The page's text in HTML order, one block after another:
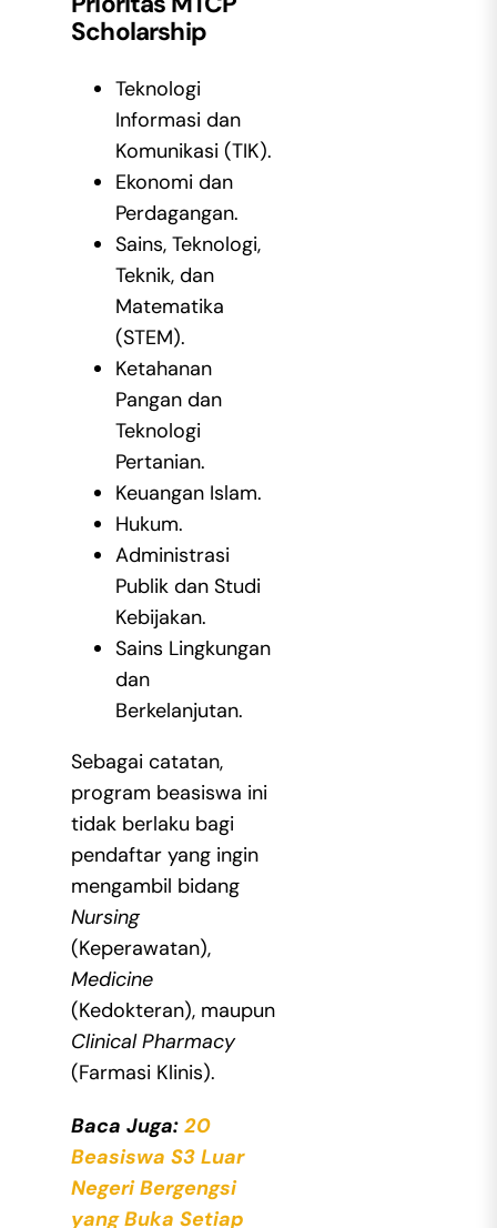
Scholarship
Teknologi
Informasi dan
Komunikasi (TIK).
Ekonomi dan
Perdagangan.
Sains, Teknologi,
Teknik, dan
Matematika
(STEM).
Ketahanan
Pangan dan
Teknologi
Pertanian.
Keuangan Islam.
Hukum.
Administrasi
Publik dan Studi
Kebijakan.
Sains Lingkungan
dan
Berkelanjutan.
Sebagai catatan,
program beasiswa ini
tidak berlaku bagi
pendaftar yang ingin
mengambil bidang
Nursing
(Keperawatan),
Medicine
(Kedokteran), maupun
Clinical Pharmacy
(Farmasi Klinis).
Baca Juga: 20
Beasiswa S3 Luar
Negeri Bergengsi
yang Buka Setiap